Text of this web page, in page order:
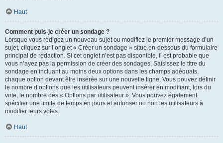
Haut
Comment puis-je créer un sondage ?
Lorsque vous rédigez un nouveau sujet ou modifiez le premier message d’un
sujet, cliquez sur l’onglet « Créer un sondage » situé en-dessous du formulaire
principal de rédaction. Si cet onglet n’est pas disponible, il est probable que
vous n’ayez pas la permission de créer des sondages. Saisissez le titre du
sondage en incluant au moins deux options dans les champs adéquats,
chaque option devant être insérée sur une nouvelle ligne. Vous pouvez définir
le nombre d’options que les utilisateurs peuvent insérer en modifiant, lors du
vote, le nombre des « Options par utilisateur ». Vous pouvez également
spécifier une limite de temps en jours et autoriser ou non les utilisateurs à
modifier leurs votes.
Haut